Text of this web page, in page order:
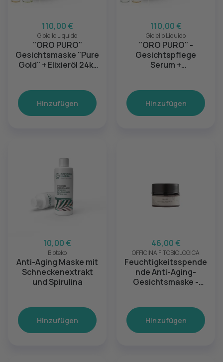
110,00 €
Gioiello Liquido
"ORO PURO"
Gesichtsmaske "Pure
Gold" + Elixieröl 24kt
Hinzufügen
110,00 €
Gioiello Liquido
"ORO PURO" -
Gesichtspflege
Serum +
Hinzufügen
10,00 €
Bioteko
Anti-Aging Maske mit
Schneckenextrakt
und Spirulina
Hinzufügen
46,00 €
OFFICINA FITOBIOLOGICA
Feuchtigkeitsspende
nde Anti-Aging-
Gesichtsmaske -
Hinzufügen